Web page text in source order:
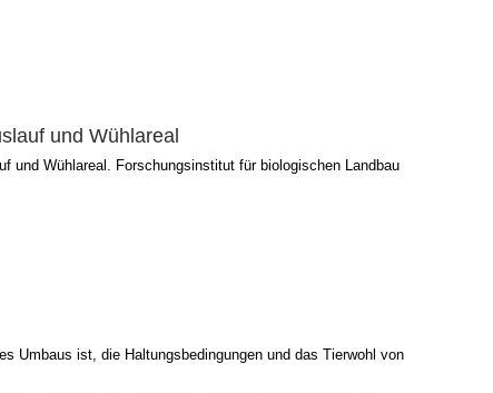
und Wühlareal
und Wühlareal. Forschungsinstitut für biologischen Landbau
Umbaus ist, die Haltungsbedingungen und das Tierwohl von